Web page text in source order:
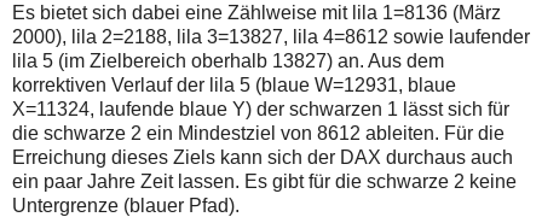
oder
Ihre
Internetverbindung
und
versuchen
Sie
es
zu
einem
späteren
Zeitpunkt
Es bietet sich dabei eine Zählweise mit lila 1=8136 (März
2000), lila 2=2188, lila 3=13827, lila 4=8612 sowie laufender
lila 5 (im Zielbereich oberhalb 13827) an. Aus dem
korrektiven Verlauf der lila 5 (blaue W=12931, blaue
X=11324, laufende blaue Y) der schwarzen 1 lässt sich für
die schwarze 2 ein Mindestziel von 8612 ableiten. Für die
Erreichung dieses Ziels kann sich der DAX durchaus auch
ein paar Jahre Zeit lassen. Es gibt für die schwarze 2 keine
Untergrenze (blauer Pfad).